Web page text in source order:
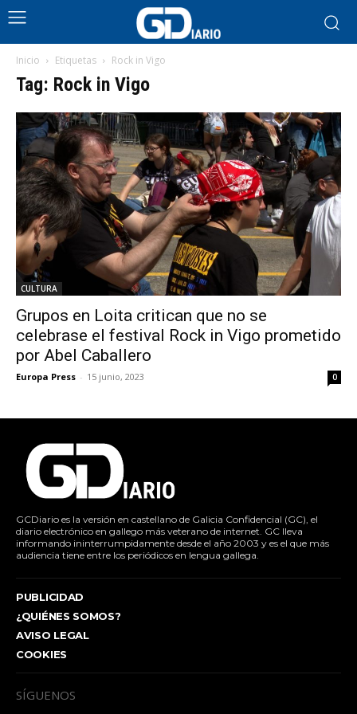
Inicio Etiquetas Rock in Vigo
Tag: Rock in Vigo
CULTURA
Grupos en Loita critican que no se
celebrase el festival Rock in Vigo prometido
por Abel Caballero
Europa Press - 15 junio, 2023 0
GCDiario es la versión en castellano de Galicia Confidencial (GC), el
diario electrónico en gallego más veterano de internet. GC lleva
informando ininterrumpidamente desde el año 2003 y es el que más
audiencia tiene entre los periódicos en lengua gallega.
PUBLICIDAD
¿QUIÉNES SOMOS?
AVISO LEGAL
COOKIES
SÍGUENOS